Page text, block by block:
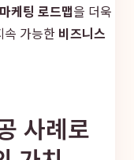
마케팅 로드맵을 더욱
속 가능한 비즈니스
사례로